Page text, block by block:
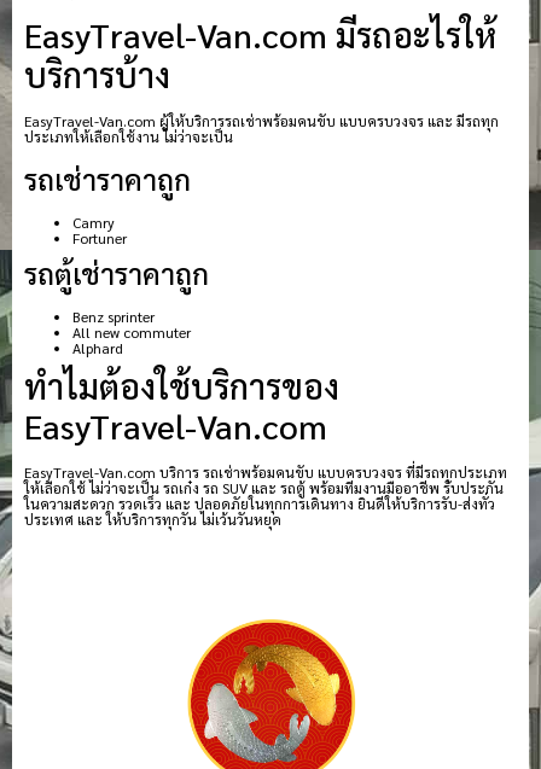
EasyTravel-Van.com มีรถอะไรให้
บริการบ้าง
EasyTravel-Van.com ผู้ให้บริการรถเช่าพร้อมคนขับ แบบครบวงจร และ มีรถทุก
ประเภทให้เลือกใช้งาน ไม่ว่าจะเป็น
รถเช่าราคาถูก
Camry
Fortuner
รถตู้เช่าราคาถูก
Benz sprinter
All new commuter
Alphard
ทำไมต้องใช้บริการของ
EasyTravel-Van.com
EasyTravel-Van.com บริการ รถเช่าพร้อมคนขับ แบบครบวงจร ที่มีรถทุกประเภท
ให้เลือกใช้ ไม่ว่าจะเป็น รถเก๋ง รถ SUV และ รถตู้ พร้อมทีมงานมืออาชีพ รับประกัน
ในความสะดวก รวดเร็ว และ ปลอดภัยในทุกการเดินทาง ยินดีให้บริการรับ-ส่งทั่ว
ประเทศ และ ให้บริการทุกวัน ไม่เว้นวันหยุด